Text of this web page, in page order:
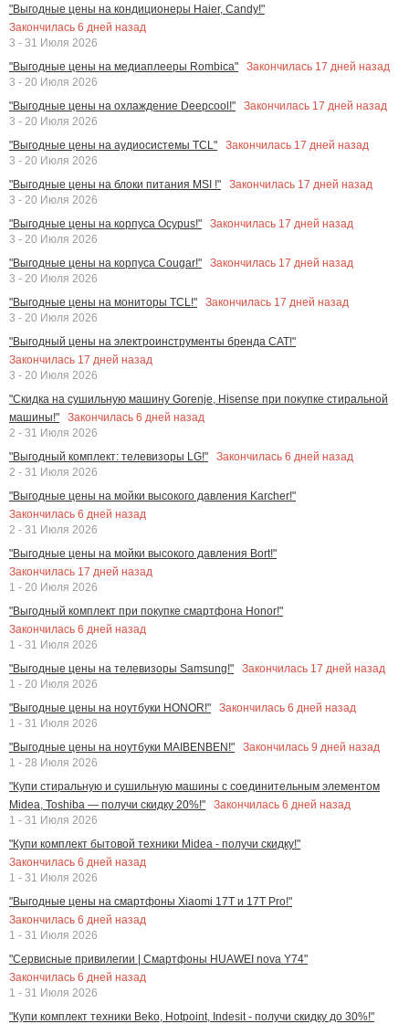
"Выгодные цены на кондиционеры Haier, Candy!"
Закончилась 6 дней назад
3 - 31 Июля 2026
"Выгодные цены на медиаплееры Rombica"
Закончилась 17 дней назад
3 - 20 Июля 2026
"Выгодные цены на охлаждение Deepcool!"
Закончилась 17 дней назад
3 - 20 Июля 2026
"Выгодные цены на аудиосистемы TCL"
Закончилась 17 дней назад
3 - 20 Июля 2026
"Выгодные цены на блоки питания MSI !"
Закончилась 17 дней назад
3 - 20 Июля 2026
"Выгодные цены на корпуса Ocypus!"
Закончилась 17 дней назад
3 - 20 Июля 2026
"Выгодные цены на корпуса Cougar!"
Закончилась 17 дней назад
3 - 20 Июля 2026
"Выгодные цены на мониторы TCL!"
Закончилась 17 дней назад
3 - 20 Июля 2026
"Выгодный цены на электроинструменты бренда CAT!"
Закончилась 17 дней назад
3 - 20 Июля 2026
"Скидка на сушильную машину Gorenje, Hisense при покупке стиральной
машины!"
Закончилась 6 дней назад
2 - 31 Июля 2026
"Выгодный комплект: телевизоры LG!"
Закончилась 6 дней назад
2 - 31 Июля 2026
"Выгодные цены на мойки высокого давления Karcher!"
Закончилась 6 дней назад
2 - 31 Июля 2026
"Выгодные цены на мойки высокого давления Bort!"
Закончилась 17 дней назад
1 - 20 Июля 2026
"Выгодный комплект при покупке смартфона Honor!"
Закончилась 6 дней назад
1 - 31 Июля 2026
"Выгодные цены на телевизоры Samsung!"
Закончилась 17 дней назад
1 - 20 Июля 2026
"Выгодные цены на ноутбуки HONOR!"
Закончилась 6 дней назад
1 - 31 Июля 2026
"Выгодные цены на ноутбуки MAIBENBEN!"
Закончилась 9 дней назад
1 - 28 Июля 2026
"Купи стиральную и сушильную машины с соединительным элементом
Midea, Toshiba — получи скидку 20%!"
Закончилась 6 дней назад
1 - 31 Июля 2026
"Купи комплект бытовой техники Midea - получи скидку!"
Закончилась 6 дней назад
1 - 31 Июля 2026
"Выгодные цены на смартфоны Xiaomi 17T и 17T Pro!"
Закончилась 6 дней назад
1 - 31 Июля 2026
"Сервисные привилегии | Смартфоны HUAWEI nova Y74"
Закончилась 6 дней назад
1 - 31 Июля 2026
"Купи комплект техники Beko, Hotpoint, Indesit - получи скидку до 30%!"